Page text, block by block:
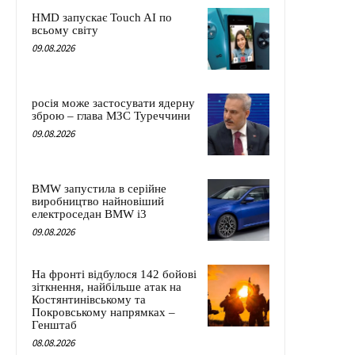
HMD запускає Touch AI по
всьому світу
09.08.2026
росія може застосувати ядерну
зброю – глава МЗС Туреччини
09.08.2026
BMW запустила в серійне
виробництво найновіший
електроседан BMW i3
09.08.2026
На фронті відбулося 142 бойові
зіткнення, найбільше атак на
Костянтинівському та
Покровському напрямках –
Генштаб
08.08.2026